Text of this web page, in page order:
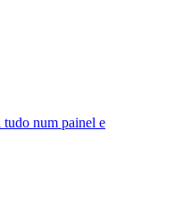
tudo num painel e